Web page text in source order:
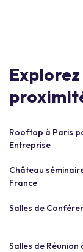
Explorez
Rooftop à Paris
Entreprise
Château
France
Salles de
Salles de Réunion